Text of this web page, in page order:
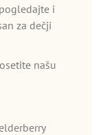
i
za dečji
našu